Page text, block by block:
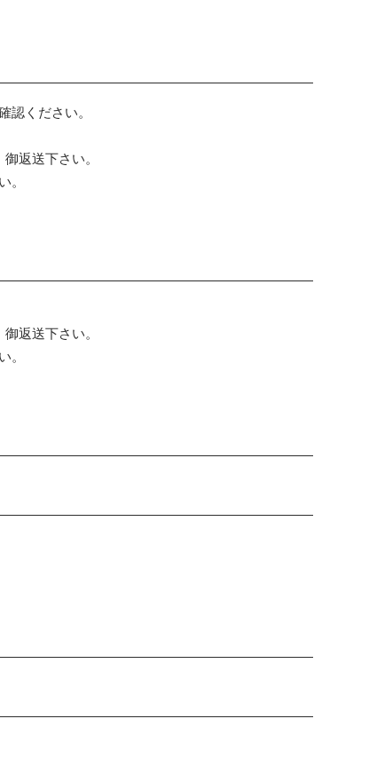
認ください。
返送下さい。
。
返送下さい。
。